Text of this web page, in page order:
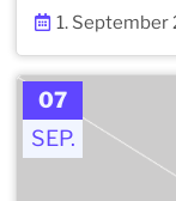
1. September
07
SEP.